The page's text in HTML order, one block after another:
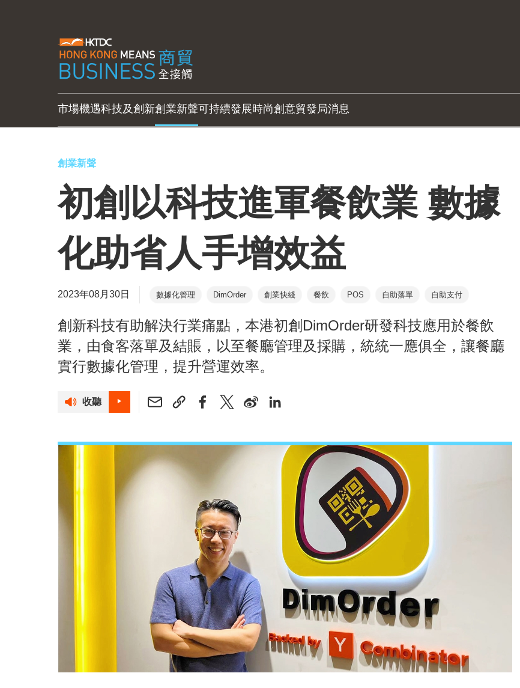
市場機遇科技及創新創業新聲可持續發展時尚創意貿發局消息
創業新聲
初創以科技進軍餐飲業 數據
化助省人手增效益
2023年08月30日 數據化管理 DimOrder 創業快綫 餐飲 POS 自助落單
自助支付
創新科技有助解決行業痛點，本港初創DimOrder研發科技應用於餐飲
業，由食客落單及結賬，以至餐廳管理及採購，統統一應俱全，讓餐廳
實行數據化管理，提升營運效率。
收聽